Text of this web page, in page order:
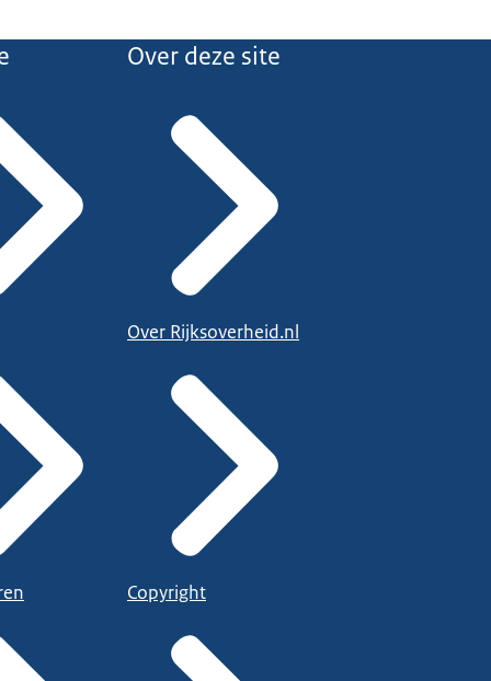
Over deze site
Over Rijksoverheid.nl
Copyright